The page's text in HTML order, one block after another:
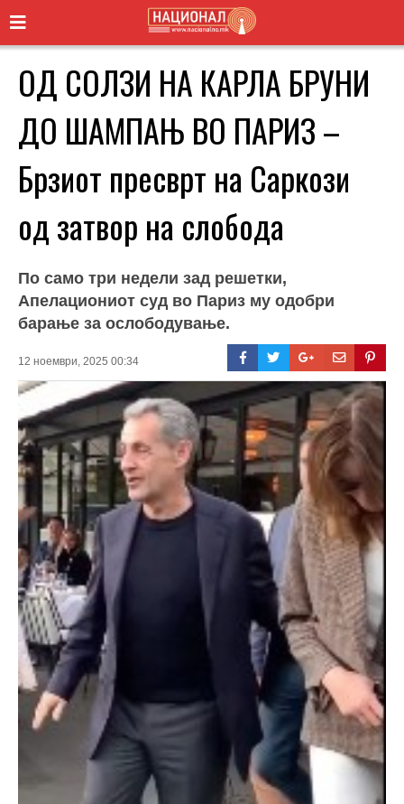
ОД СОЛЗИ НА КАРЛА БРУНИ
ДО ШАМПАЊ ВО ПАРИЗ –
Брзиот пресврт на Саркози
од затвор на слобода
По само три недели зад решетки,
Апелациониот суд во Париз му одобри
барање за ослободување.
12 ноември, 2025 00:34